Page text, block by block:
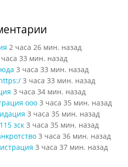
2 часа 26 мин. назад
33 мин. назад
3 часа 33 мин. назад
3 часа 33 мин. назад
3 часа 34 мин. назад
ооо 3 часа 35 мин. назад
3 часа 35 мин. назад
зск 3 часа 35 мин. назад
3 часа 36 мин. назад
3 часа 37 мин. назад